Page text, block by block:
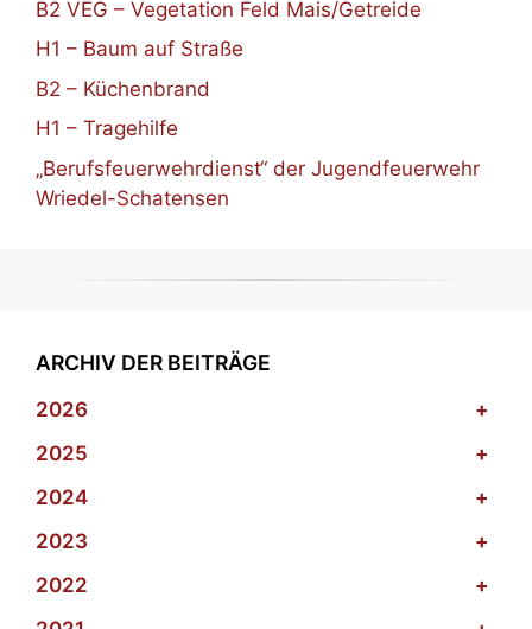
B2 VEG – Vegetation Feld Mais/Getreide
H1 – Baum auf Straße
B2 – Küchenbrand
H1 – Tragehilfe
„Berufsfeuerwehrdienst“ der Jugendfeuerwehr
Wriedel-Schatensen
ARCHIV DER BEITRÄGE
2026
+
2025
+
2024
+
2023
+
2022
+